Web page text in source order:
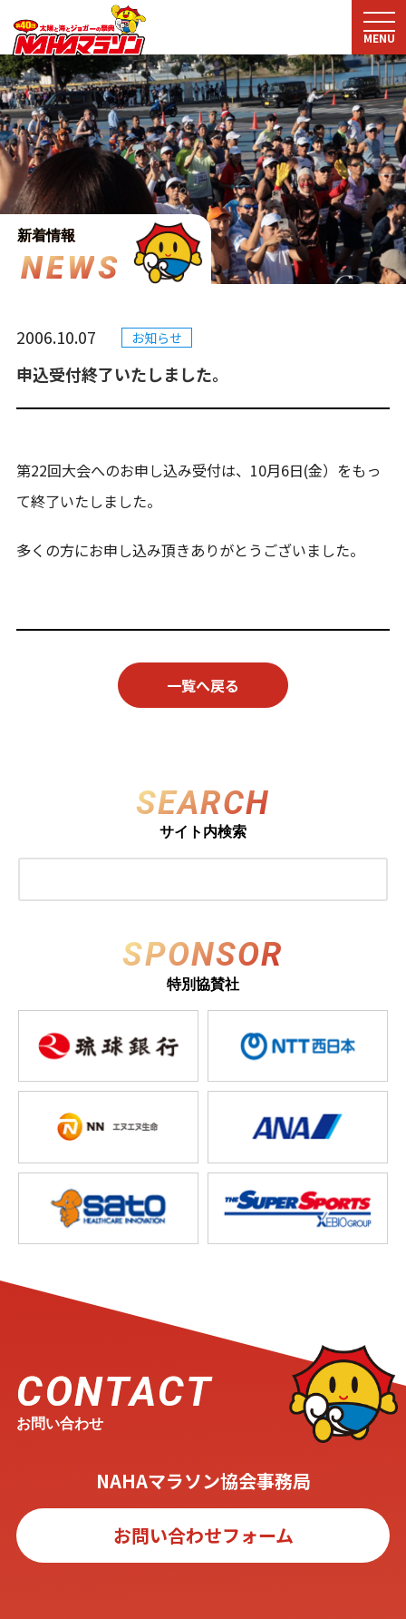
MENU
新着情報
NE WS
申込受付終了いたしました。
2006.10.07 お知らせ
第22回大会へのお申し込み受付は、10月6日(金）をもっ
て終了いたしました。
多くの方にお申し込み頂きありがとうございました。
一覧へ戻る
SEARCH
サイト内検索
SPONSOR
特別協賛社
CONTACT
お問い合わせ
NAHAマラソン協会事務局
お問い合わせフォーム